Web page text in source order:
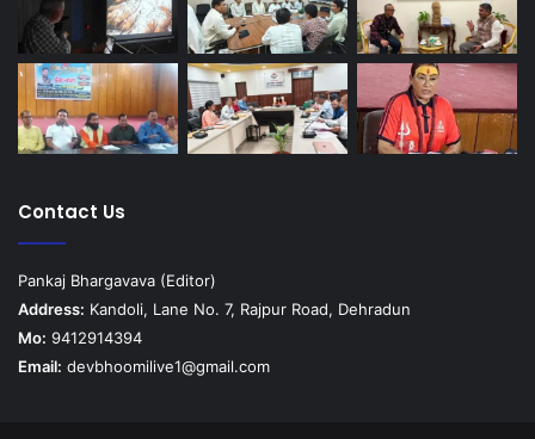
Contact Us
Pankaj Bhargavava (Editor)
Address: Kandoli, Lane No. 7, Rajpur Road, Dehradun
Mo: 9412914394
Email: devbhoomilive1@gmail.com